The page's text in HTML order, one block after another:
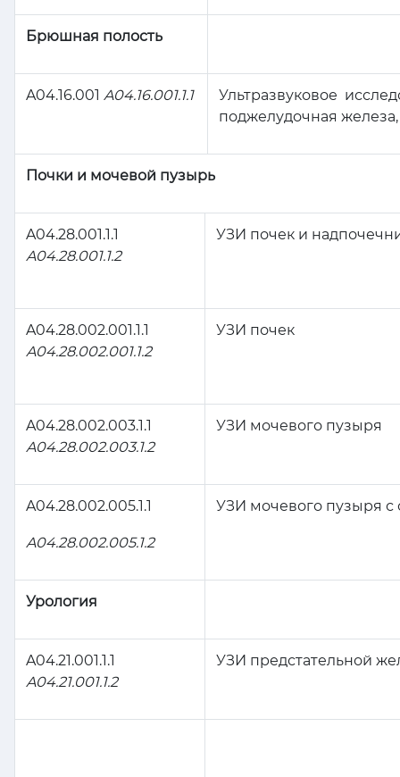
Брюшная полость
A04.16.001 A04.16.001.1.1
Ультразвуковое
поджелудочная
Почки и мочевой пузырь
A04.28.001.1.1
A04.28.001.1.2
УЗИ почек и
A04.28.002.001.1.1
A04.28.002.001.1.2
УЗИ почек
A04.28.002.003.1.1
A04.28.002.003.1.2
УЗИ мочевого пузыря
A04.28.002.005.1.1
A04.28.002.005.1.2
УЗИ мочевого пузыря
Урология
A04.21.001.1.1
A04.21.001.1.2
УЗИ предстательной